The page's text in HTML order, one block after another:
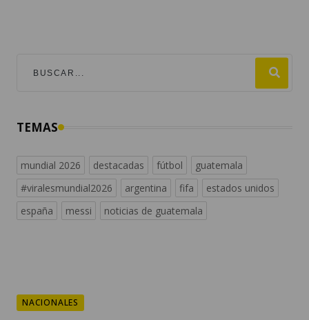
TEMAS
mundial 2026 destacadas fútbol
guatemala
#viralesmundial2026
argentina fifa
estados unidos
españa
messi noticias de guatemala
NACIONALES